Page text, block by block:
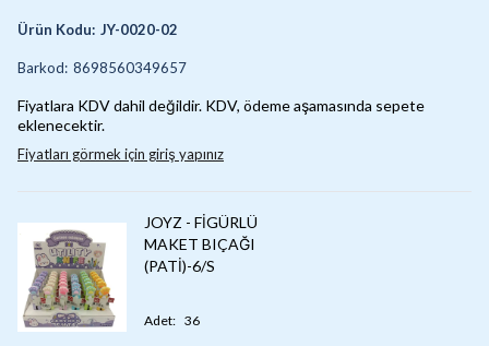
Ürün Kodu: JY-0020-02
Barkod: 8698560349657
Fiyatlara KDV dahil değildir. KDV, ödeme aşamasında sepete
eklenecektir.
Fiyatları görmek için giriş yapınız
JOYZ - FİGÜRLÜ
MAKET BIÇAĞI
(PATİ)-6/S
Adet: 36